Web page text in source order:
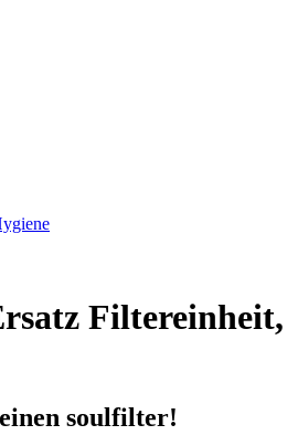
Filtereinheit,
soulfilter!